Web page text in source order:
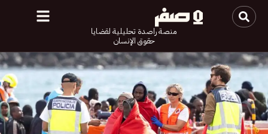
منصة راصدة تحليلية لقضايا
حقوق الإنسان